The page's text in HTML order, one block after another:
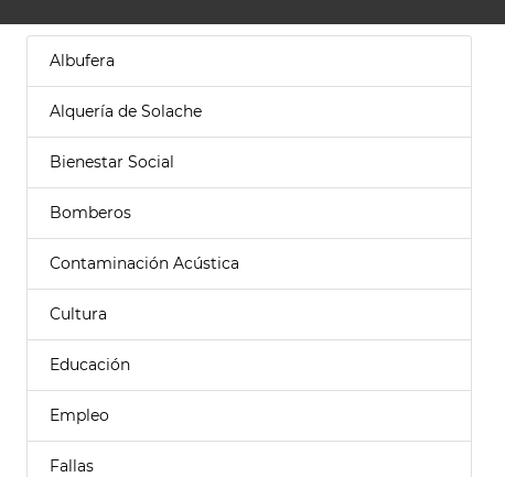
Albufera
Alquería de Solache
Bienestar Social
Bomberos
Contaminación Acústica
Cultura
Educación
Empleo
Fallas